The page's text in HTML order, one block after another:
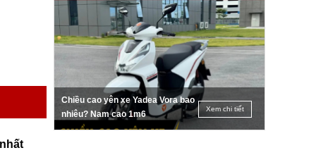
Chiều cao yên xe Yadea Vora bao
nhiêu? Nam cao 1m6
Xem chi tiết